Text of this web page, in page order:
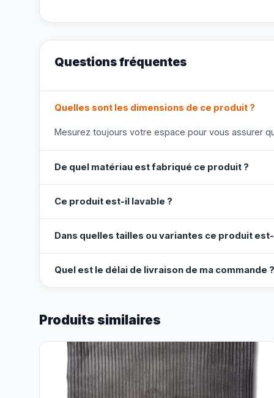
Questions fréquentes
Quelles sont les dimensions de ce produit ?
Mesurez toujours votre espace pour vous assurer
De quel matériau est fabriqué ce produit ?
Ce produit est-il lavable ?
Dans quelles tailles ou variantes ce produit
Quel est le délai de livraison de ma commande ?
Produits similaires